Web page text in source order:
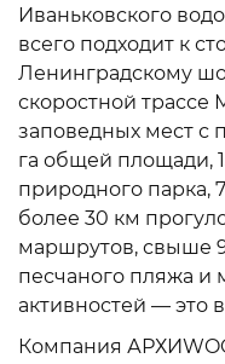
Иваньковского
всего подходит к
Ленинградскому
скоростной трассе
заповедных мест с
га общей площади,
природного парка,
более 30 км
маршрутов, свыше
песчаного пляжа и
активностей — это
Компания